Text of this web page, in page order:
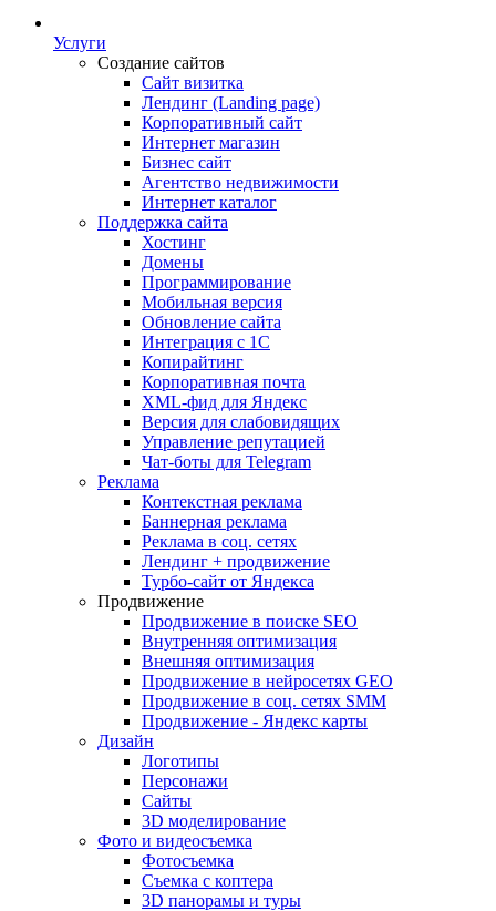
Услуги
Создание сайтов
Сайт визитка
Лендинг (Landing page)
Корпоративный сайт
Интернет магазин
Бизнес сайт
Агентство недвижимости
Интернет каталог
Поддержка сайта
Хостинг
Домены
Программирование
Мобильная версия
Обновление сайта
Интеграция с 1С
Копирайтинг
Корпоративная почта
XML-фид для Яндекс
Версия для слабовидящих
Управление репутацией
Чат-боты для Telegram
Реклама
Контекстная реклама
Баннерная реклама
Реклама в соц. сетях
Лендинг + продвижение
Турбо-сайт от Яндекса
Продвижение
Продвижение в поиске SEO
Внутренняя оптимизация
Внешняя оптимизация
Продвижение в нейросетях GEO
Продвижение в соц. сетях SMM
Продвижение - Яндекс карты
Дизайн
Логотипы
Персонажи
Сайты
3D моделирование
Фото и видеосъемка
Фотосъемка
Съемка с коптера
3D панорамы и туры